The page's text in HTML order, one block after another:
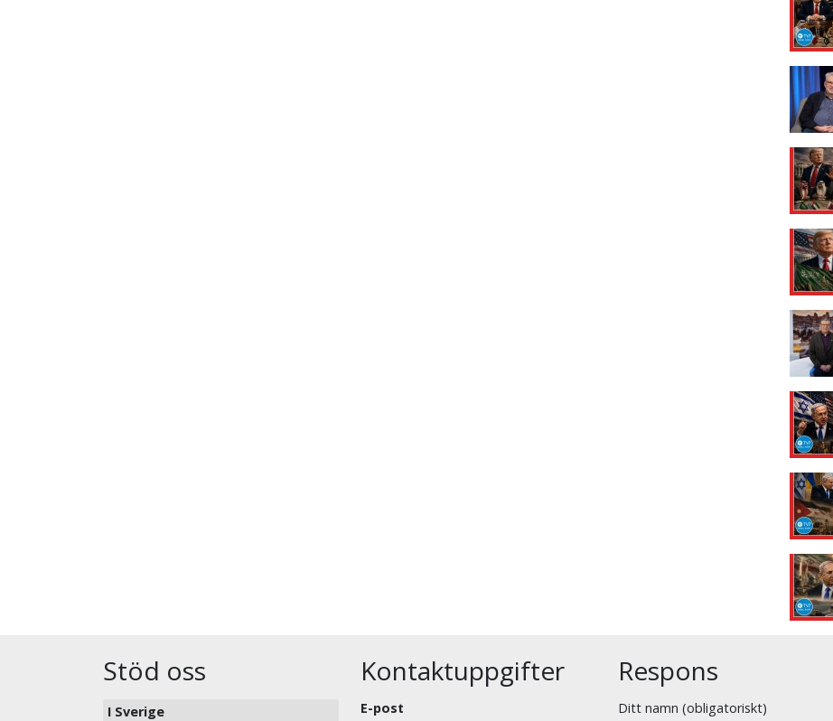
Stöd oss
I Sverige
Kontaktuppgifter
E-post
Respons
Ditt namn (obligatoriskt)